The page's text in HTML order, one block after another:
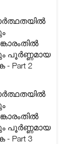
പൂർണ്ണമായ
Part 2
പൂർണ്ണമായ
Part 3